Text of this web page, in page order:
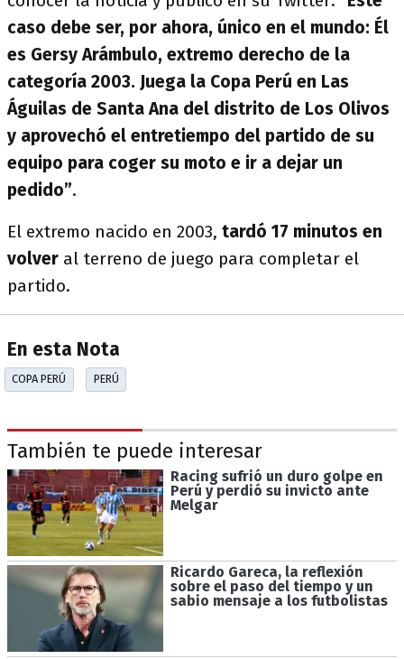
caso debe ser, por ahora, único en el mundo: Él
es Gersy Arámbulo, extremo derecho de la
categoría 2003. Juega la Copa Perú en Las
Águilas de Santa Ana del distrito de Los Olivos
y aprovechó el entretiempo del partido de su
equipo para coger su moto e ir a dejar un
pedido”.
El extremo nacido en 2003, tardó 17 minutos en
volver al terreno de juego para completar el
partido.
En esta Nota
COPA PERÚ PERÚ
También te puede interesar
Racing sufrió un duro golpe en
Perú y perdió su invicto ante
Melgar
Ricardo Gareca, la reflexión
sobre el paso del tiempo y un
sabio mensaje a los futbolistas